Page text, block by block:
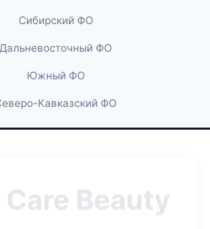
Сибирский ФО
Дальневосточный ФО
Южный ФО
Кавказский ФО
Beauty